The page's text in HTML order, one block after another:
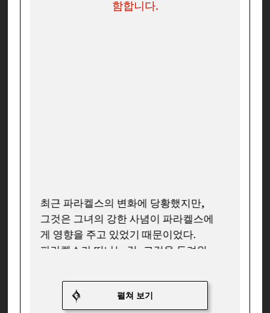
함합니다.
최근 파라켈스의 변화에 당황했지만,
그것은 그녀의 강한 사념이 파라켈스에
게 영향을 주고 있었기 때문이었다.
파라켈스가 떠나는 것, 그것을 두려워
바꿔버린다.
자신이 지닌 영향력을 객관적으로 받아